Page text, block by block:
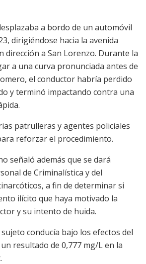
a bordo de un automóvil
dirigiéndose hacia la avenida
dirección a San Lorenzo. Durante la
a una curva pronunciada antes de
el conductor habría perdido
y terminó impactando contra una
patrulleras y agentes policiales
reforzar el procedimiento.
señaló además que se dará
de Criminalística y del
a fin de determinar si
ilícito que haya motivado la
y su intento de huida.
conducía bajo los efectos del
resultado de 0,777 mg/L en la